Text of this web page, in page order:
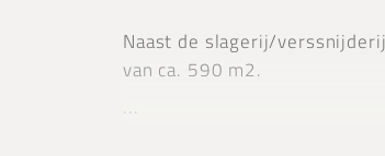
Naast de slagerij/
van ca. 590 m2.
...